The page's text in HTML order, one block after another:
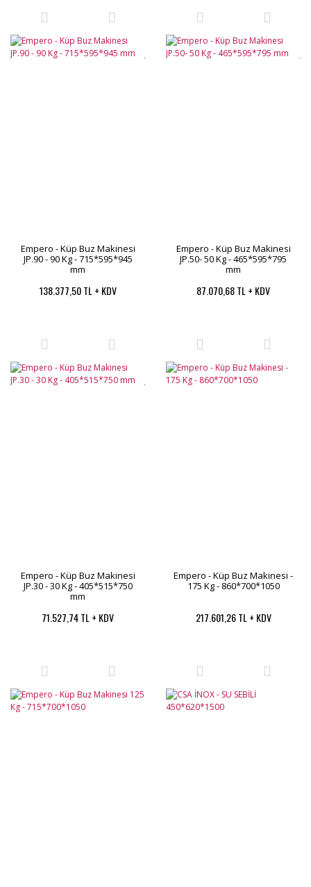
Empero - Küp Buz Makinesi
JP.90 - 90 Kg - 715*595*945
mm
138.377,50 TL + KDV
Empero - Küp Buz Makinesi
JP.50- 50 Kg - 465*595*795
mm
87.070,68 TL + KDV
Empero - Küp Buz Makinesi
JP.30 - 30 Kg - 405*515*750
mm
71.527,74 TL + KDV
Empero - Küp Buz Makinesi -
175 Kg - 860*700*1050
217.601,26 TL + KDV